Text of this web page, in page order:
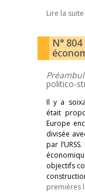
Lire la suite
N°
politico-
Il y a
était
Europe
divisée
par
objectifs
premières